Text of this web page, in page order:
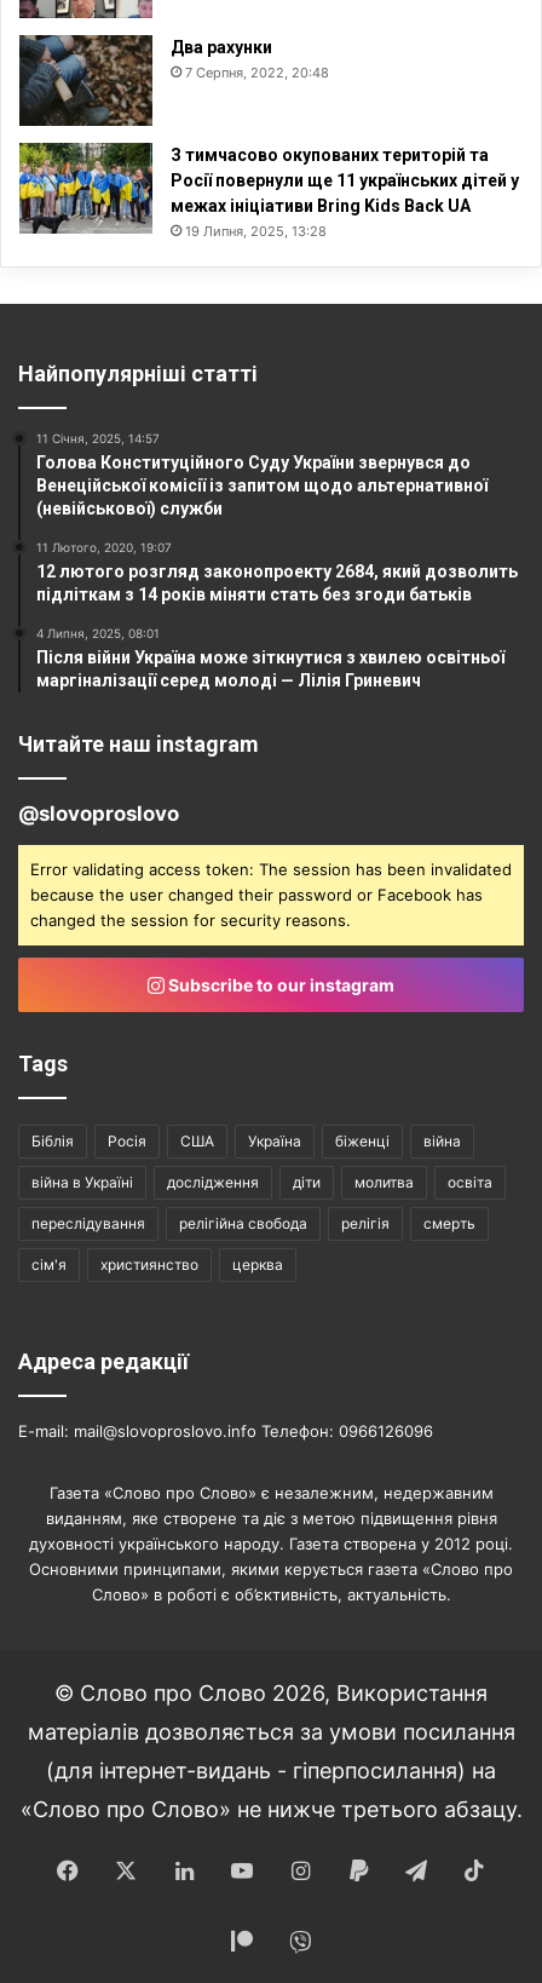
Два рахунки
7 Серпня, 2022, 20:48
З тимчасово окупованих територій та
Росії повернули ще 11 українських дітей у
межах ініціативи Bring Kids Back UA
19 Липня, 2025, 13:28
Найпопулярніші статті
11 Січня, 2025, 14:57
Голова Конституційного Суду України звернувся до
Венеційської комісії із запитом щодо альтернативної
(невійськової) служби
11 Лютого, 2020, 19:07
12 лютого розгляд законопроекту 2684, який дозволить
підліткам з 14 років міняти стать без згоди батьків
4 Липня, 2025, 08:01
Після війни Україна може зіткнутися з хвилею освітньої
маргіналізації серед молоді — Лілія Гриневич
Читайте наш instagram
@slovoproslovo
Error validating access token: The session has been invalidated
because the user changed their password or Facebook has
changed the session for security reasons.
Subscribe to our instagram
Tags
Біблія Росія США Україна біженці війна
війна в Україні дослідження діти молитва освіта
переслідування релігійна свобода релігія смерть
сім'я християнство церква
Адреса редакції
E-mail: mail@slovoproslovo.info Телефон: 0966126096
Газета «Слово про Слово» є незалежним, недержавним
виданням, яке створене та діє з метою підвищення рівня
духовності українського народу. Газета створена у 2012 році.
Основними принципами, якими керується газета «Слово про
Слово» в роботі є об’єктивність, актуальність.
© Слово про Слово 2026, Використання
матеріалів дозволяється за умови посилання
(для інтернет-видань - гіперпосилання) на
«Слово про Слово» не нижче третього абзацу.
Facebook LinkedInYouTubeInstagram
Paypal Telegram
Patreon